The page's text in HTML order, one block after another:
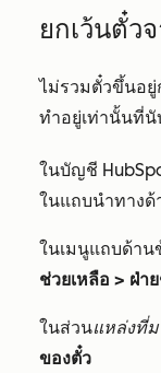
ยกเว้นตั๋ว
ไม่รวมตั๋วขึ้นอยู่
ทำอยู่เท่านั้นที่
ในบัญชี
ในแถบนำทาง
ในเมนูแถบด้าน
ช่วยเหลือ > ฝ่า
ในส่วนแหล่งที่
ของตั๋ว